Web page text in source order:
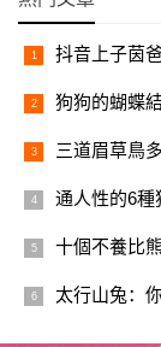
抖音上子茵
狗狗的蝴蝶
三道眉草鳥
通人性的6種
十個不養比
太行山兔：你